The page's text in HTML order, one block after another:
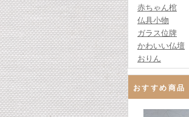
赤ちゃん棺
仏具小物
ガラス位牌
かわいい仏壇
おりん
おすすめ商品